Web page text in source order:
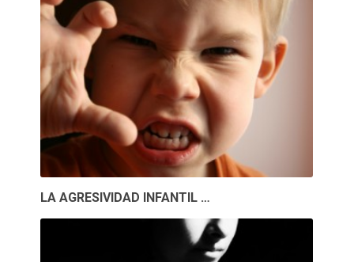
LA AGRESIVIDAD INFANTIL …